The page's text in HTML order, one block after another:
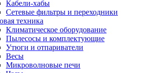
Кабели-хабы
Сетевые фильтры и переходники
техника
Климатическое оборудование
Пылесосы и комплектующие
Утюги и отпариватели
Весы
Микроволновые печи